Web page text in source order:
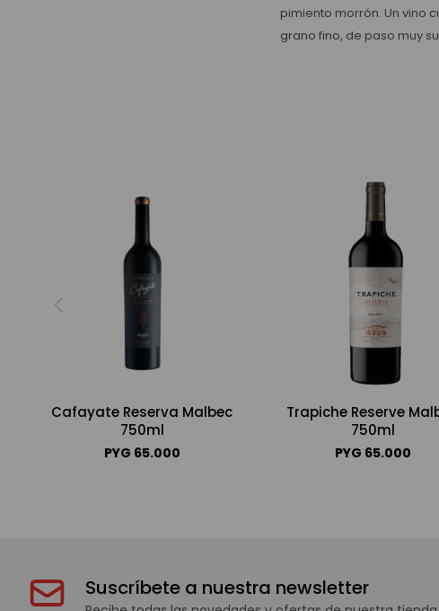
pimiento morrón. Un vino
grano fino, de paso muy
Cafayate Reserva Malbec
750ml
PYG 65.000
Trapiche Reserve
750ml
PYG 65.000
Suscríbete a nuestra newsletter